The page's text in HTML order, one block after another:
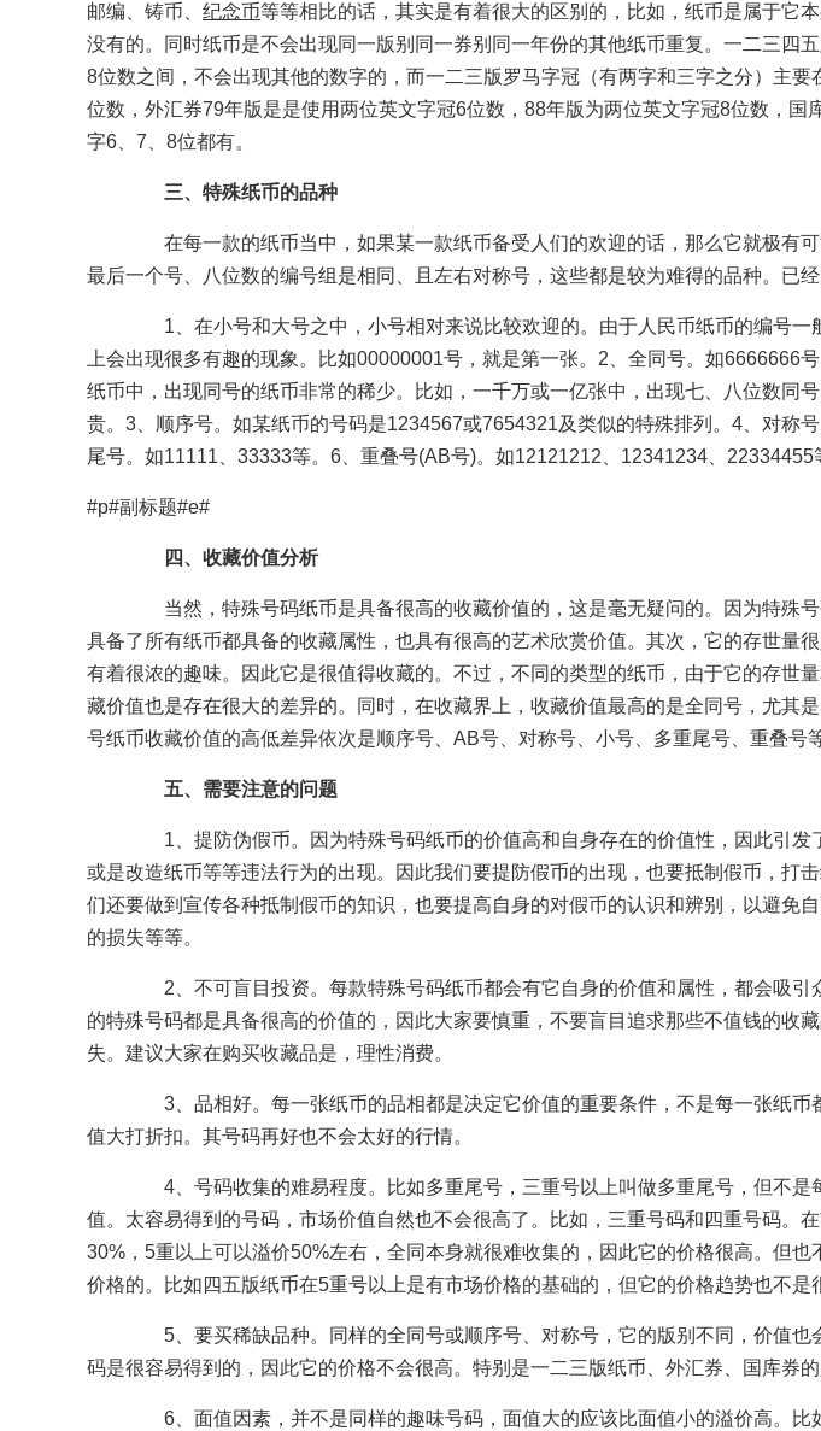
邮编、铸币、 纪念币等等相比的话，其实是有着很大的区别的，比如，纸币是属于它
没有的。同时纸币是不会出现同一版别同一券别同一年份的其他纸币重复。一二三四五
8位数之间，不会出现其他的数字的，而一二三版罗马字冠（有两字和三字之分）主
位数，外汇券79年版是是使用两位英文字冠6位数，88年版为两位英文字冠8位数，国
字6、7、8位都有。
三、特殊纸币的品种
在每一款的纸币当中，如果某一款纸币备受人们的欢迎的话，那么它就极有可
最后一个号、八位数的编号组是相同、且左右对称号，这些都是较为难得的品种。已
1、在小号和大号之中，小号相对来说比较欢迎的。由于人民币纸币的编号一
上会出现很多有趣的现象。比如00000001号，就是第一张。2、全同号。如6666666
纸币中，出现同号的纸币非常的稀少。比如，一千万或一亿张中，出现七、八位数同
贵。3、顺序号。如某纸币的号码是1234567或7654321及类似的特殊排列。4、对称
尾号。如11111、33333等。6、重叠号(AB号)。如12121212、12341234、22334455
#p#副标题#e#
四、收藏价值分析
当然，特殊号码纸币是具备很高的收藏价值的，这是毫无疑问的。因为特殊号
具备了所有纸币都具备的收藏属性，也具有很高的艺术欣赏价值。其次，它的存世量
有着很浓的趣味。因此它是很值得收藏的。不过，不同的类型的纸币，由于它的存世
藏价值也是存在很大的差异的。同时，在收藏界上，收藏价值最高的是全同号，尤其
号纸币收藏价值的高低差异依次是顺序号、AB号、对称号、小号、多重尾号、重叠号等
五、需要注意的问题
1、提防伪假币。因为特殊号码纸币的价值高和自身存在的价值性，因此引发
或是改造纸币等等违法行为的出现。因此我们要提防假币的出现，也要抵制假币，打
们还要做到宣传各种抵制假币的知识，也要提高自身的对假币的认识和辨别，以避免
的损失等等。
2、不可盲目投资。每款特殊号码纸币都会有它自身的价值和属性，都会吸引
的特殊号码都是具备很高的价值的，因此大家要慎重，不要盲目追求那些不值钱的收
失。建议大家在购买收藏品是，理性消费。
3、品相好。每一张纸币的品相都是决定它价值的重要条件，不是每一张纸币
值大打折扣。其号码再好也不会太好的行情。
4、号码收集的难易程度。比如多重尾号，三重号以上叫做多重尾号，但不是
值。太容易得到的号码，市场价值自然也不会很高了。比如，三重号码和四重号码。
30%，5重以上可以溢价50%左右，全同本身就很难收集的，因此它的价格很高。但
价格的。比如四五版纸币在5重号以上是有市场价格的基础的，但它的价格趋势也不是
5、要买稀缺品种。同样的全同号或顺序号、对称号，它的版别不同，价值也
码是很容易得到的，因此它的价格不会很高。特别是一二三版纸币、外汇券、国库券
6、面值因素，并不是同样的趣味号码，面值大的应该比面值小的溢价高。比